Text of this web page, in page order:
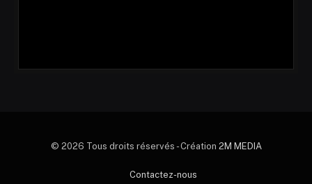
© 2026 Tous droits réservés - Création 2M MEDIA
Contactez-nous